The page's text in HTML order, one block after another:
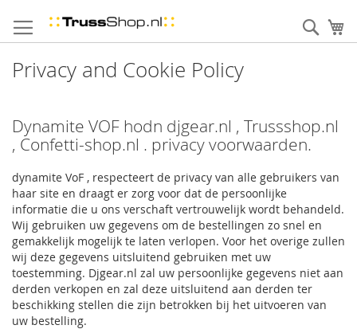
to
Content
Privacy and Cookie Policy
Dynamite VOF hodn djgear.nl , Trussshop.nl
, Confetti-shop.nl . privacy voorwaarden.
dynamite VoF , respecteert de privacy van alle gebruikers van
haar site en draagt er zorg voor dat de persoonlijke
informatie die u ons verschaft vertrouwelijk wordt behandeld.
Wij gebruiken uw gegevens om de bestellingen zo snel en
gemakkelijk mogelijk te laten verlopen. Voor het overige zullen
wij deze gegevens uitsluitend gebruiken met uw
toestemming. Djgear.nl zal uw persoonlijke gegevens niet aan
derden verkopen en zal deze uitsluitend aan derden ter
beschikking stellen die zijn betrokken bij het uitvoeren van
uw bestelling.